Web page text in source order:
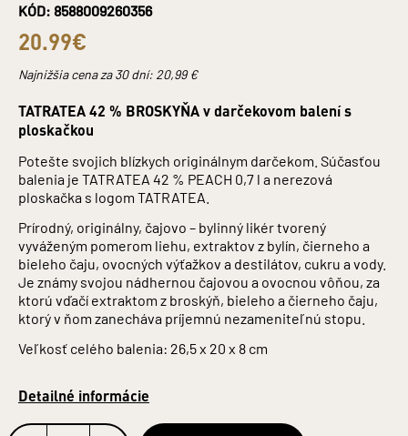
KÓD: 8588009260356
20.99€
Najnižšia cena za 30 dní: 20,99€
TATRATEA 42 % BROSKYŇA v darčekovom balení s
ploskačkou
Potešte svojich blízkych originálnym darčekom. Súčasťou
balenia je TATRATEA 42 % PEACH 0,7 l a nerezová
ploskačka s logom TATRATEA.
Prírodný, originálny, čajovo – bylinný likér tvorený
vyváženým pomerom liehu, extraktov z bylín, čierneho a
bieleho čaju, ovocných výťažkov a destilátov, cukru a vody.
Je známy svojou nádhernou čajovou a ovocnou vôňou, za
ktorú vďačí extraktom z broskýň, bieleho a čierneho čaju,
ktorý v ňom zanecháva príjemnú nezameniteľnú stopu.
Veľkosť celého balenia: 26,5 x 20 x 8 cm
Detailné informácie